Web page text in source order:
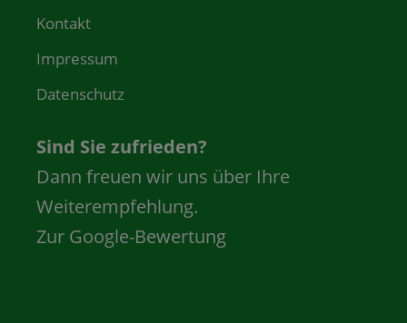
Kontakt
Impressum
Datenschutz
Sind Sie zufrieden?
Dann freuen wir uns über Ihre
Weiterempfehlung.
Zur Google-Bewertung